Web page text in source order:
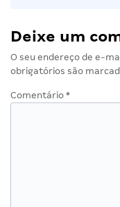
Deixe um
O seu endereço de e-
obrigatórios são
Comentário *